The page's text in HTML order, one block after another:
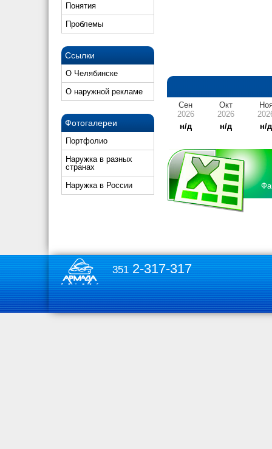
Понятия
Проблемы
Ссылки
О Челябинске
О наружной рекламе
Фотогалереи
Портфолио
Наружка в разных
странах
Наружка в России
Сен
2026
н/д
Окт
2026
н/д
н/д
3512-317-317